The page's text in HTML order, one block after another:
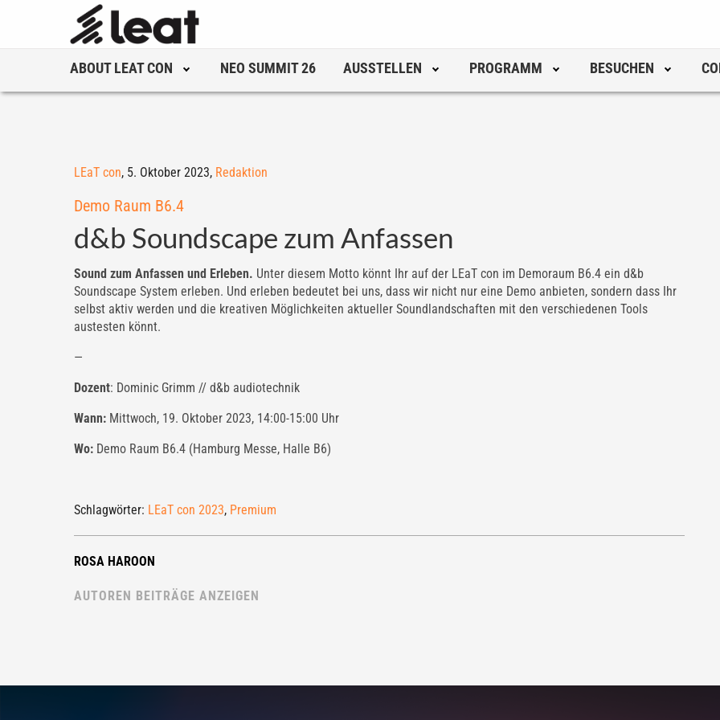
ABOUT LEAT CON NEO SUMMIT 26 AUSSTELLEN PROGRAMM BESUCHEN
LEaT con, 5. Oktober 2023, Redaktion
Demo Raum B6.4
d&b Soundscape zum Anfassen
Sound zum Anfassen und Erleben. Unter diesem Motto könnt Ihr auf der LEaT con im Demoraum B6.4 ein d&b
Soundscape System erleben. Und erleben bedeutet bei uns, dass wir nicht nur eine Demo anbieten, sondern dass Ihr
selbst aktiv werden und die kreativen Möglichkeiten aktueller Soundlandschaften mit den verschiedenen Tools
austesten könnt.
—
Dozent: Dominic Grimm // d&b audiotechnik
Wann: Mittwoch, 19. Oktober 2023, 14:00-15:00 Uhr
Wo: Demo Raum B6.4 (Hamburg Messe, Halle B6)
Schlagwörter: LEaT con 2023, Premium
ROSA HAROON
AUTOREN BEITRÄGE ANZEIGEN